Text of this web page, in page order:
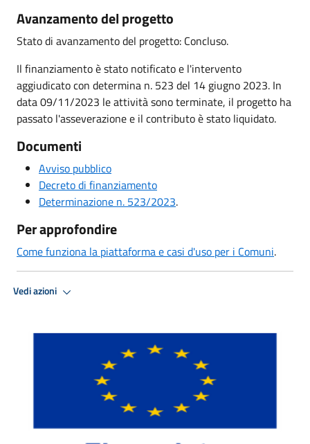
Avanzamento del progetto
Stato di avanzamento del progetto: Concluso.
Il finanziamento è stato notificato e l'intervento
aggiudicato con determina n. 523 del 14 giugno 2023. In
data 09/11/2023 le attività sono terminate, il progetto ha
passato l'asseverazione e il contributo è stato liquidato.
Documenti
Avviso pubblico
Decreto di finanziamento
Determinazione n. 523/2023.
Per approfondire
Come funziona la piattaforma e casi d'uso per i Comuni.
Vedi azioni